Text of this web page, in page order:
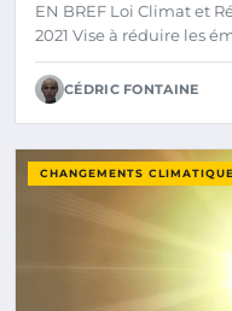
EN BREF Loi Climat et
2021 Vise à réduire les
CÉDRIC FONTAINE
CHANGEMENTS